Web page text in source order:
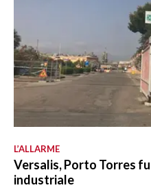
L’ALLARME
Versalis, Porto Torres
industriale